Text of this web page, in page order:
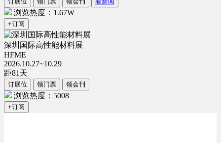
浏览热度：1.67W
+订阅
深圳国际高性能材料展
HFME
2026.10.27~10.29
距81 天
订展位 领门票 领会刊
浏览热度：5008
+订阅